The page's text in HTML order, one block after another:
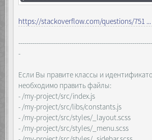
https://stackoverflow.com/questions/751 ...
-
Если Вы правите классы и
необходимо править файлы:
- /my-project/src/index.js
- /my-project/src/libs/constants.js
- /my-project/src/styles/_layout.scss
- /my-project/src/styles/_menu.scss